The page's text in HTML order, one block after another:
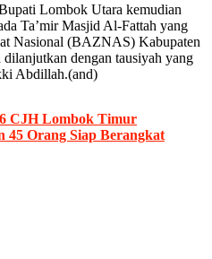
Lombok Utara kemudian
Ta’mir Masjid Al-Fattah yang
Nasional (BAZNAS) Kabupaten
dengan tausiyah yang
Abdillah.(and)
CJH Lombok Timur
45 Orang Siap Berangkat